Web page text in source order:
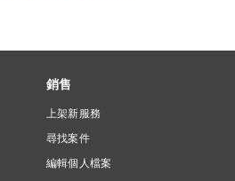
銷售
上架新服務
尋找案件
編輯個人檔案